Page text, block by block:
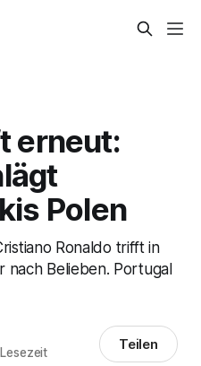
erneut:
Polen
Ronaldo trifft in
nach Belieben. Portugal
Teilen